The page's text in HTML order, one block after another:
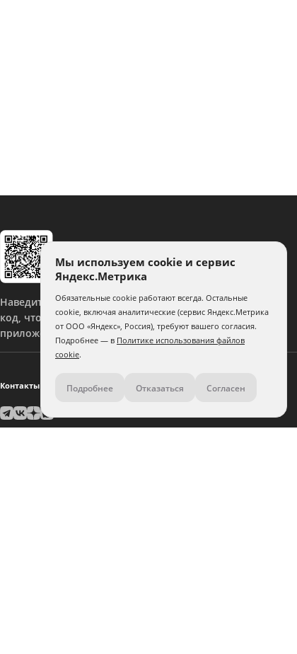
Наведите камеру на QR-
код, чтобы скачать
приложение.
Контакты
Мы используем cookie и сервис
Яндекс.Метрика
Обязательные cookie работают всегда. Остальные
cookie, включая аналитические (сервис Яндекс.Метрика
от ООО «Яндекс», Россия), требуют вашего согласия.
Подробнее — в Политике использования файлов
cookie.
Подробнее Отказаться Согласен